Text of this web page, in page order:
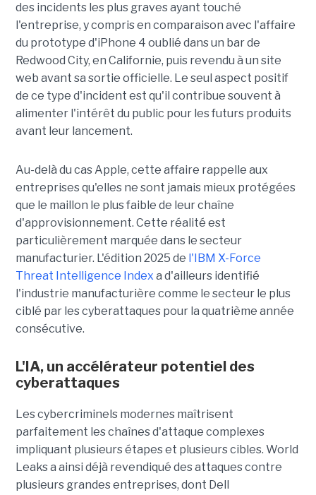
des incidents les plus graves ayant touché
l'entreprise, y compris en comparaison avec l'affaire
du prototype d'iPhone 4 oublié dans un bar de
Redwood City, en Californie, puis revendu à un site
web avant sa sortie officielle. Le seul aspect positif
de ce type d'incident est qu'il contribue souvent à
alimenter l'intérêt du public pour les futurs produits
avant leur lancement.
Au-delà du cas Apple, cette affaire rappelle aux
entreprises qu'elles ne sont jamais mieux protégées
que le maillon le plus faible de leur chaîne
d'approvisionnement. Cette réalité est
particulièrement marquée dans le secteur
manufacturier. L'édition 2025 de l'IBM X-Force
Threat Intelligence Index a d'ailleurs identifié
l'industrie manufacturière comme le secteur le plus
ciblé par les cyberattaques pour la quatrième année
consécutive.
L'IA, un accélérateur potentiel des
cyberattaques
Les cybercriminels modernes maîtrisent
parfaitement les chaînes d'attaque complexes
impliquant plusieurs étapes et plusieurs cibles. World
Leaks a ainsi déjà revendiqué des attaques contre
plusieurs grandes entreprises, dont Dell